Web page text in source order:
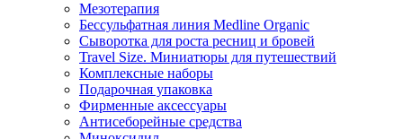
Мезотерапия
Бессульфатная линия Medline Organic
Сыворотка для роста ресниц и бровей
Travel Size. Миниатюры для путешествий
Комплексные наборы
Подарочная упаковка
Фирменные аксессуары
Антисеборейные средства